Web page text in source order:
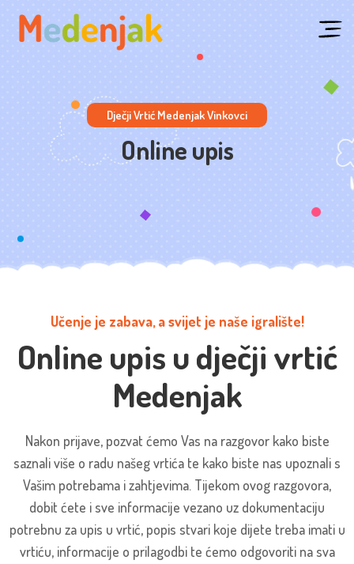
Dječji Vrtić Medenjak Vinkovci
Online upis
Učenje je zabava, a svijet je naše igralište!
Online upis u dječji vrtić
Medenjak
Nakon prijave, pozvat ćemo Vas na razgovor kako biste
saznali više o radu našeg vrtića te kako biste nas upoznali s
Vašim potrebama i zahtjevima. Tijekom ovog razgovora,
dobit ćete i sve informacije vezano uz dokumentaciju
potrebnu za upis u vrtić, popis stvari koje dijete treba imati u
vrtiću, informacije o prilagodbi te ćemo odgovoriti na sva